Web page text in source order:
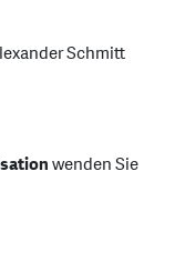
Schmitt
wenden Sie